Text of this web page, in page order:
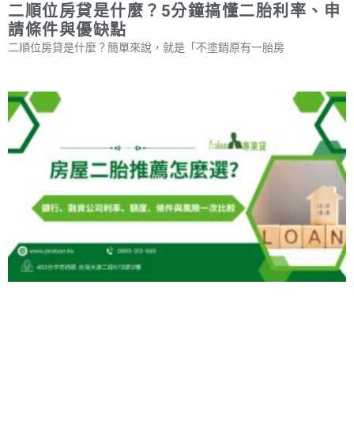
二順位房貸是什麼？5分鐘搞懂二胎利率、申
請條件與優缺點
二順位房貸是什麼？簡單來說，就是「不塗銷原有一胎房